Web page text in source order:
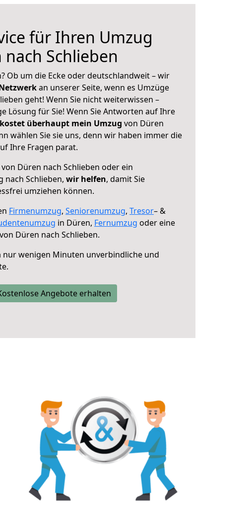
für Ihren Umzug
Schlieben
Ob um die Ecke oder deutschlandweit – wir
an unserer Seite, wenn es Umzüge
geht! Wenn Sie nicht weiterwissen –
Lösung für Sie! Wenn Sie Antworten auf Ihre
überhaupt mein Umzug von Düren
wählen Sie sie uns, denn wir haben immer die
Ihre Fragen parat.
von Düren nach Schlieben oder ein
nach Schlieben, wir helfen, damit Sie
umziehen können.
Firmenumzug, Seniorenumzug, Tresor– &
in Düren, Fernumzug oder eine
von Düren nach Schlieben.
nur wenigen Minuten unverbindliche und
Angebote erhalten